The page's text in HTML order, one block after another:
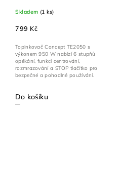
Skladem (1 ks)
799 Kč
Do košíku
Topinkovač Concept TE2050 s
výkonem 950 W nabízí 6 stupňů
opékání, funkci centrování,
rozmrazování a STOP tlačítko pro
bezpečné a pohodlné používání.